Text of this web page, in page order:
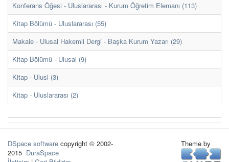
Konferans Öğesi - Uluslararası - Kurum Öğretim Elemanı (113)
Kitap Bölümü - Uluslararası (55)
Makale - Ulusal Hakemli Dergi - Başka Kurum Yazarı (29)
Kitap Bölümü - Ulusal (9)
Kitap - Ulusl (3)
Kitap - Uluslararası (2)
DSpace software copyright © 2002-
2015 DuraSpace
Theme by